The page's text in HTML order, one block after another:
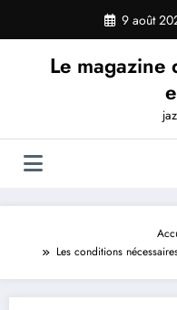
contenu
9 août
Le
Les conditions